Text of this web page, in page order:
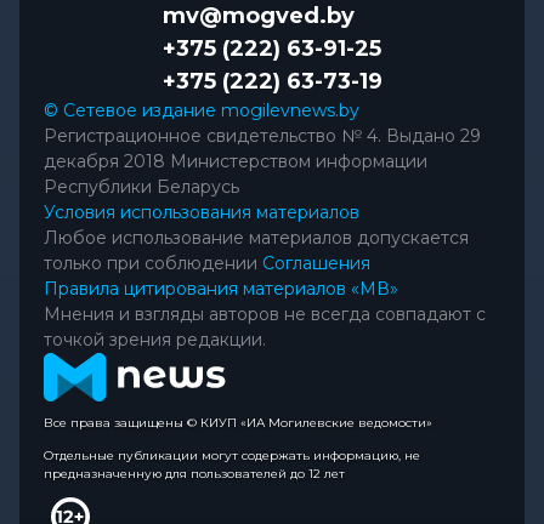
mv@mogved.by
+375 (222) 63-91-25
+375 (222) 63-73-19
© Сетевое издание mogilevnews.by
Регистрационное свидетельство № 4. Выдано 29
декабря 2018 Министерством информации
Республики Беларусь
Условия использования материалов
Любое использование материалов допускается
только при соблюдении Соглашения
Правила цитирования материалов «МВ»
Мнения и взгляды авторов не всегда совпадают с
точкой зрения редакции.
Все права защищены © КИУП «ИА Могилевские ведомости»
Отдельные публикации могут содержать информацию, не
предназначенную для пользователей до 12 лет